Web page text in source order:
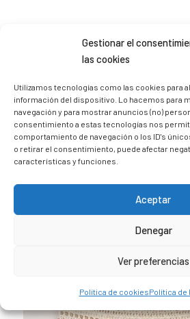
Gestionar el
las cookies
Utilizamos tecnologías como las cookies para
información del dispositivo. Lo hacemos para
navegación y para mostrar anuncios (no)
consentimiento a estas tecnologías nos
comportamiento de navegación o los ID's
o retirar el consentimiento, puede afectar
características y funciones.
Aceptar
Denegar
Ver preferencias
Política de cookiesPolítica de
Sígueme en
Freelance | Web | RRSS
Mi
@lacatalina.shop
Alquila tu
@caravana_go
Mi blog de